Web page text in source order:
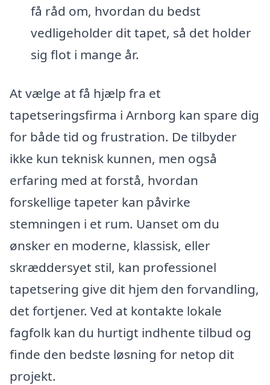
få råd om, hvordan du bedst
vedligeholder dit tapet, så det holder
sig flot i mange år.
At vælge at få hjælp fra et
tapetseringsfirma i Arnborg kan spare dig
for både tid og frustration. De tilbyder
ikke kun teknisk kunnen, men også
erfaring med at forstå, hvordan
forskellige tapeter kan påvirke
stemningen i et rum. Uanset om du
ønsker en moderne, klassisk, eller
skræddersyet stil, kan professionel
tapetsering give dit hjem den forvandling,
det fortjener. Ved at kontakte lokale
fagfolk kan du hurtigt indhente tilbud og
finde den bedste løsning for netop dit
projekt.